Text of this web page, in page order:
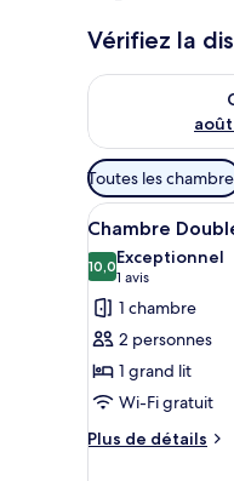
Vérifiez la
Vérifier la
Filtres
disponibles
pour
les
chambres
Toutes les
Afficher
toutes
les
photos
pour
ce
type
de
chambre :
11
Chambre
10,010,0 sur 10
Exceptionnel
1 avis
(1 avis)
1 chambre
2 personnes
1 grand lit
Wi-Fi gratuit
Plus de détails
Plus